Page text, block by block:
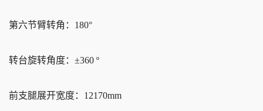
第六节臂转角：180°
转台旋转角度：±360 º
前支腿展开宽度：12170mm